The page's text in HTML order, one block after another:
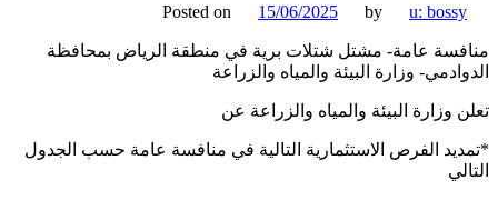
Posted on 15/06/2025 by u:
عامة- مشتل شتلات برية في منطقة الرياض بمحافظة
وزارة البيئة والمياه والزراعة
وزارة البيئة والمياه والزراعة عن
الفرص الاستثمارية التالية في منافسة عامة حسب الجدول